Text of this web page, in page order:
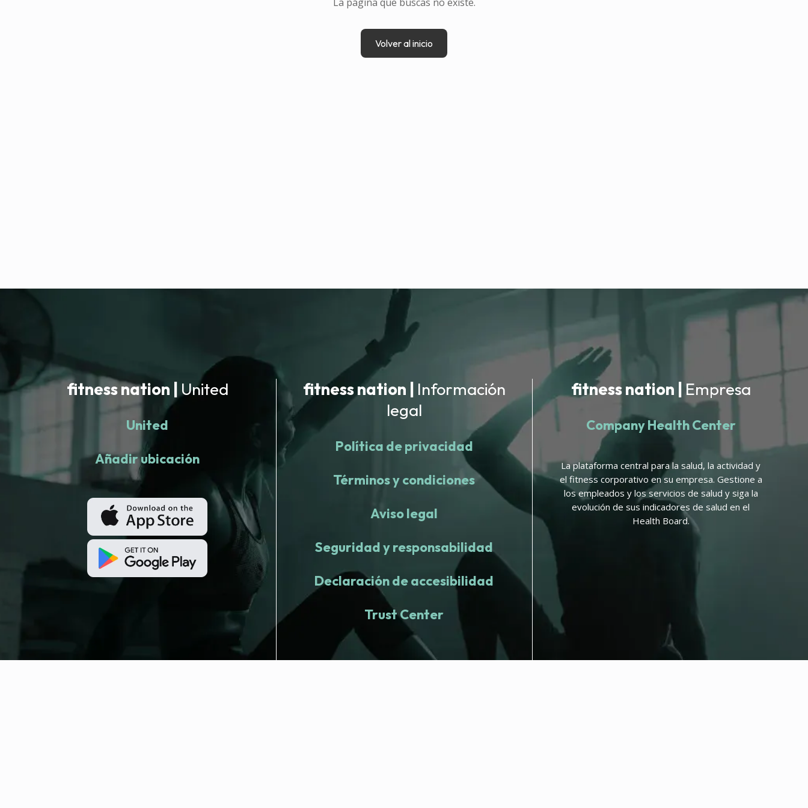
Volver al inicio
fitness nation | United
United
Añadir ubicación
fitness nation | Información
legal
Política de privacidad
Términos y condiciones
Aviso legal
Seguridad y responsabilidad
Declaración de accesibilidad
Trust Center
fitness nation |Empresa
Company Health Center
La plataforma central para la salud, la actividad y
el fitness corporativo en su empresa. Gestione a
los empleados y los servicios de salud y siga la
evolución de sus indicadores de salud en el
Health Board.